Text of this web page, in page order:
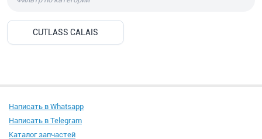
CUTLASS CALAIS
Написать в Whatsapp
Написать в Telegram
Каталог запчастей